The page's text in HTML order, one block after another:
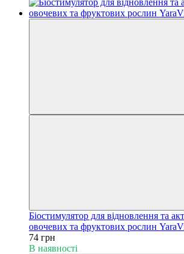
Біостимулятор для відновлення та
овочевих та фруктових рослин
74 грн
В наявності